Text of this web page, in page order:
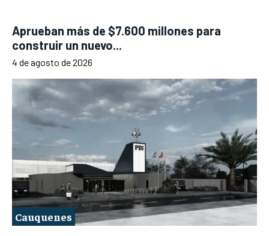
Aprueban más de $7.600 millones para
construir un nuevo...
4 de agosto de 2026
Cauquenes